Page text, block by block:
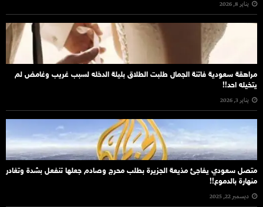
يناير 8, 2026
مراهقة سعودية فاتنة الجمال طلبت الطلاق بليلة الدخله لسبب غريب وغامض لم
يتخيله احد!!
يناير 3, 2026
متصل سعودي يفاجئ مذيعة الجزيرة بطلب محرج وصادم جعلها تنفعل بشدة وتغادر
منهارة بالدموع!!
ديسمبر 22, 2025